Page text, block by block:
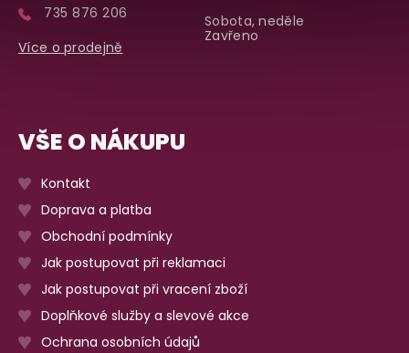
735 876 206
Více o prodejně
Sobota, neděle
Zavřeno
VŠE O NÁKUPU
Kontakt
Doprava a platba
Obchodní podmínky
Jak postupovat při reklamaci
Jak postupovat při vracení zboží
Doplňkové služby a slevové akce
Ochrana osobních údajů